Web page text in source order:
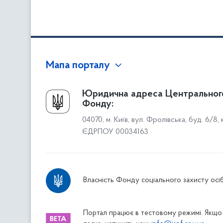
Мапа порталу
Про Фонд
Керівництво
Структура Фонду
Територіальні відділення
Дніпропетровське відділення
Житомирське відділення
Юридична адреса
Фонду:
04070, м. Київ, вул. Фролівська, буд. 6/8,
ЄДРПОУ 00034163
Власність Фонду соціального захисту осіб
Портал працює в тестовому режимі. Якщо